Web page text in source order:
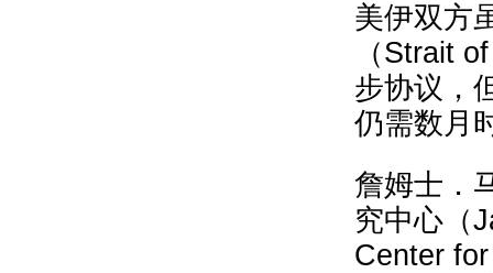
美伊双方
（Strait
步协议，
仍需数月
詹姆士．
究中心（
Center